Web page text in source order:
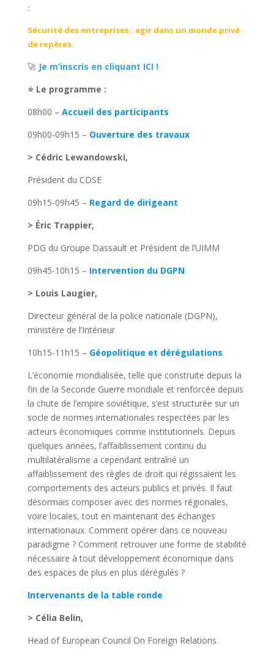
:
Sécurité des entreprises : agir dans un monde privé
de repères.
🚀 Je m’inscris en cliquant ICI !
⭐ Le programme :
08h00 – Accueil des participants
09h00-09h15 – Ouverture des travaux
> Cédric Lewandowski,
Président du CDSE
09h15-09h45 – Regard de dirigeant
> Éric Trappier,
PDG du Groupe Dassault et Président de l’UIMM
09h45-10h15 – Intervention du DGPN
> Louis Laugier,
Directeur général de la police nationale (DGPN),
ministère de l’Intérieur
10h15-11h15 – Géopolitique et dérégulations
L’économie mondialisée, telle que construite depuis la
fin de la Seconde Guerre mondiale et renforcée depuis
la chute de l’empire soviétique, s’est structurée sur un
socle de normes internationales respectées par les
acteurs économiques comme institutionnels. Depuis
quelques années, l’affaiblissement continu du
multilatéralisme a cependant entraîné un
affaiblissement des règles de droit qui régissaient les
comportements des acteurs publics et privés. Il faut
désormais composer avec des normes régionales,
voire locales, tout en maintenant des échanges
internationaux. Comment opérer dans ce nouveau
paradigme ? Comment retrouver une forme de stabilité
nécessaire à tout développement économique dans
des espaces de plus en plus dérégulés ?
Intervenants de la table ronde
> Célia Belin,
Head of European Council On Foreign Relations